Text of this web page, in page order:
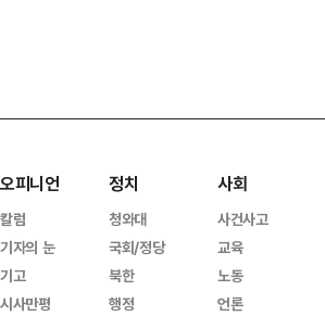
오피니언
칼럼
기자의 눈
기고
시사만평
정치
청와대
국회/정당
북한
행정
사회
사건사고
교육
노동
언론